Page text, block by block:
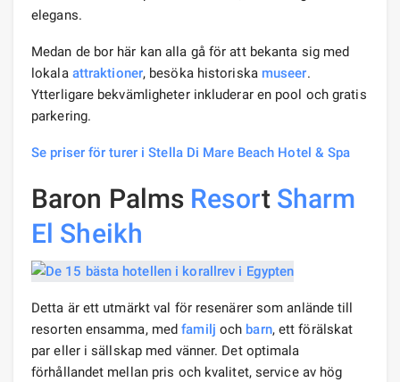
elegans.
Medan de bor här kan alla gå för att bekanta sig med
lokala attraktioner, besöka historiska museer.
Ytterligare bekvämligheter inkluderar en pool och gratis
parkering.
Se priser för turer i Stella Di Mare Beach Hotel & Spa
Baron Palms Resort Sharm
El Sheikh
Detta är ett utmärkt val för resenärer som anlände till
resorten ensamma, medfamilj och barn, ett förälskat
par eller i sällskap med vänner. Det optimala
förhållandet mellan pris och kvalitet, service av hög